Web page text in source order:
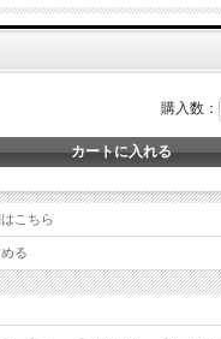
購入数：
こちら
る